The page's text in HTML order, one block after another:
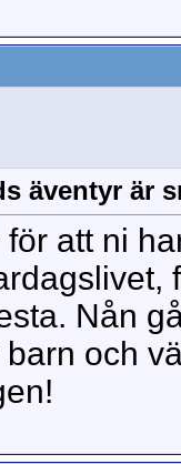
äventyr är
att ni
Nån
barn och